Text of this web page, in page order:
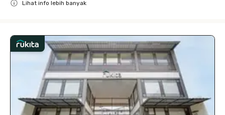
Lihat info lebih banyak